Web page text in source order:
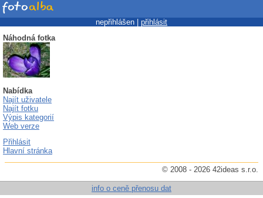
nepřihlášen | přihlásit
Náhodná fotka
Nabídka
Najít uživatele
Najít fotku
Výpis kategorií
Web verze
Přihlásit
Hlavní stránka
© 2008 - 2026 42ideas s.r.o.
info o ceně přenosu dat